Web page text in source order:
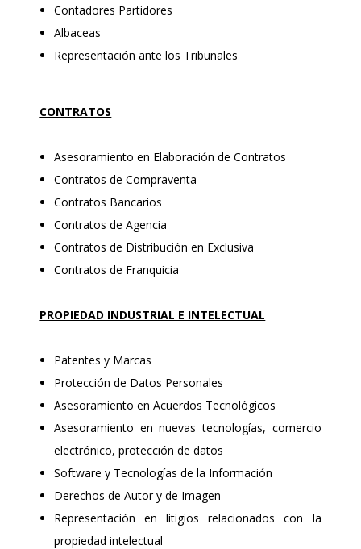
Contadores Partidores
Albaceas
Representación ante los Tribunales
CONTRATOS
Asesoramiento en Elaboración de Contratos
Contratos de Compraventa
Contratos Bancarios
Contratos de Agencia
Contratos de Distribución en Exclusiva
Contratos de Franquicia
PROPIEDAD INDUSTRIAL E INTELECTUAL
Patentes y Marcas
Protección de Datos Personales
Asesoramiento en Acuerdos Tecnológicos
Asesoramiento en nuevas tecnologías, comercio
electrónico, protección de datos
Software y Tecnologías de la Información
Derechos de Autor y de Imagen
Representación en litigios relacionados con la
propiedad intelectual